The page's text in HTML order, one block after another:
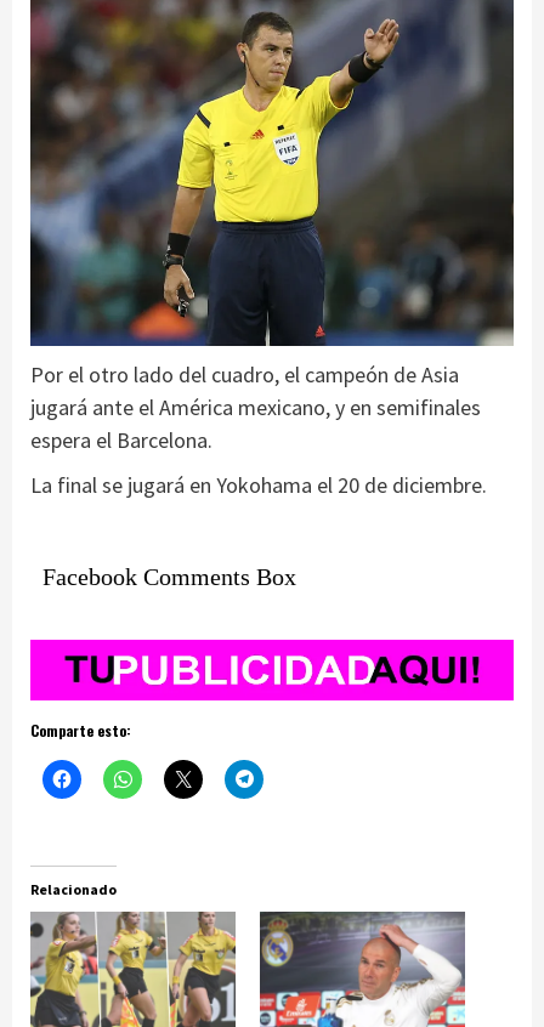
Por el otro lado del cuadro, el campeón de Asia
jugará ante el América mexicano, y en semifinales
espera el Barcelona.
La final se jugará en Yokohama el 20 de diciembre.
Facebook Comments Box
Comparte esto:
Relacionado